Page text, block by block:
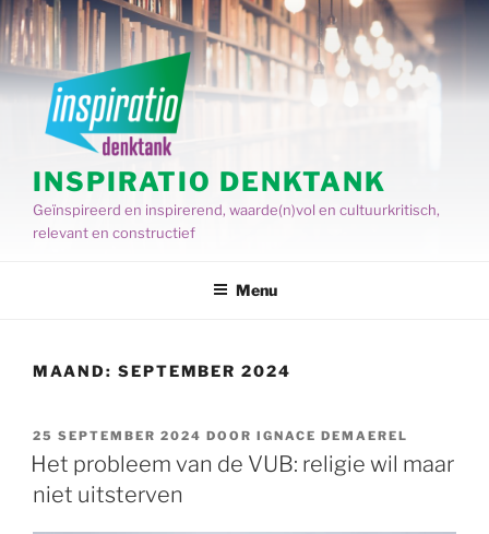
Spring
naar
de
inhoud
INSPIRATIO DENKTANK
Geïnspireerd en inspirerend, waarde(n)vol en cultuurkritisch,
relevant en constructief
Menu
MAAND: SEPTEMBER 2024
GEPLAATST
OP
25 SEPTEMBER 2024 DOOR IGNACE DEMAEREL
Het probleem van de VUB: religie wil maar
niet uitsterven